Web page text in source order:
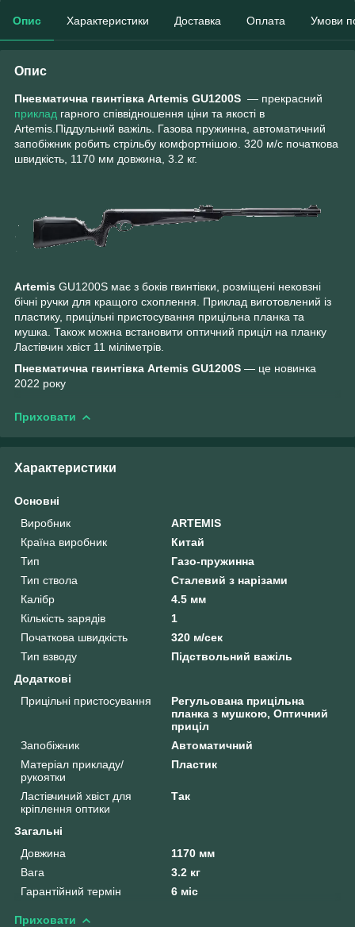
Опис Характеристики Доставка Оплата Умови
Опис
Пневматична гвинтівка Artemis GU1200S — прекрасний
приклад гарного співвідношення ціни та якості в
Artemis.Піддульний важіль. Газова пружинна, автоматичний
запобіжник робить стрільбу комфортнішою. 320 м/c початкова
швидкість, 1170 мм довжина, 3.2 кг.
Artemis GU1200S має з боків гвинтівки, розміщені нековзні
бічні ручки для кращого схоплення. Приклад виготовлений із
пластику, прицільні пристосування прицільна планка та
мушка. Також можна встановити оптичний приціл на планку
Ластівчин хвіст 11 міліметрів.
Пневматична гвинтівка Artemis GU1200S — це новинка
2022 року
Приховати
Характеристики
Основні
Виробник
ARTEMIS
Країна виробник
Китай
Тип
Газо-пружинна
Тип ствола
Сталевий з нарізами
Калібр
4.5 мм
Кількість зарядів
1
Початкова швидкість
320 м/сек
Тип взводу
Підствольний важіль
Додаткові
Прицільні пристосування
Регульована прицільна
планка з мушкою, Оптичний
приціл
Запобіжник
Автоматичний
Матеріал прикладу/
рукоятки
Пластик
Ластівчиний хвіст для
кріплення оптики
Так
Загальні
Довжина
1170 мм
Вага
3.2 кг
Гарантійний термін
6 міс
Приховати